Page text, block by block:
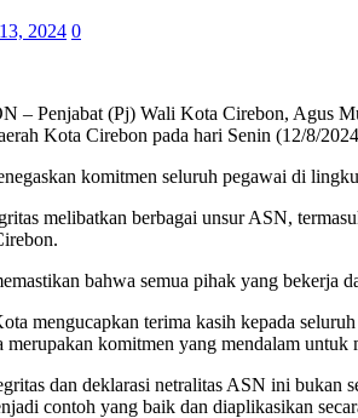
2024 0
Penjabat (Pj) Wali Kota Cirebon, Agus
Kota Cirebon pada hari Senin (12/8/
komitmen seluruh pegawai di
melibatkan berbagai unsur ASN,
bahwa semua pihak yang bekerja
mengucapkan terima kasih kepada
merupakan komitmen yang mendalam untuk
dan deklarasi netralitas ASN ini
contoh yang baik dan diaplikasikan